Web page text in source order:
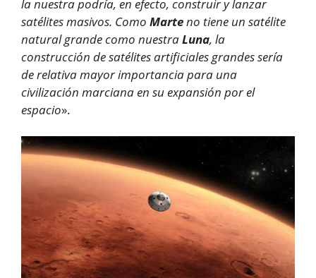
la nuestra podría, en efecto, construir y lanzar
satélites masivos. Como Marteno tiene un satélite
natural grande como nuestraLuna, la
construcción de satélites artificiales grandes sería
de relativa mayor importancia para una
civilización marciana en su expansión por el
espacio».